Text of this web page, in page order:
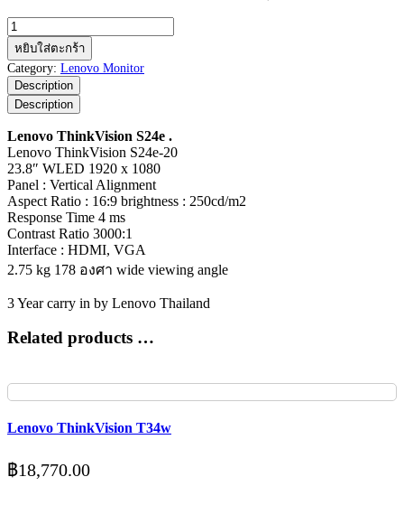
จำนวน
Lenovo
ThinkVision
S24e
ชิ้น
หยิบใส่ตะกร้า
Category: Lenovo Monitor
Description
Description
Lenovo ThinkVision S24e .
Lenovo ThinkVision S24e-20
23.8″ WLED 1920 x 1080
Panel : Vertical Alignment
Aspect Ratio : 16:9 brightness : 250cd/m2
Response Time 4 ms
Contrast Ratio 3000:1
Interface : HDMI, VGA
2.75 kg 178 องศา wide viewing angle
3 Year carry in by Lenovo Thailand
Related products …
Lenovo ThinkVision T34w
฿18,770.00